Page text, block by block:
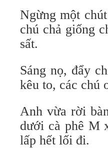
Ngừng một
chú chả giống
sất.
Sáng nọ, đẩy
kêu to, các chú
Anh vừa rời
dưới cà phê M
lấp hết lối đi.